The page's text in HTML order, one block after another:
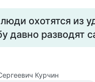
охотятся из
давно разводят
Курчин